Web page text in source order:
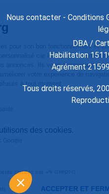
Nous contacter - Conditions
DBA /
Habilitation
Agrément
Tous droits réservés,
Carte-grise.org
fonctionnement et vous proposer
les cookies sont utilisés pour la
vous accompagnent pendant
moment.
C'est bon pour vous ?
Voici pourquoi nous
Choisir la configuration